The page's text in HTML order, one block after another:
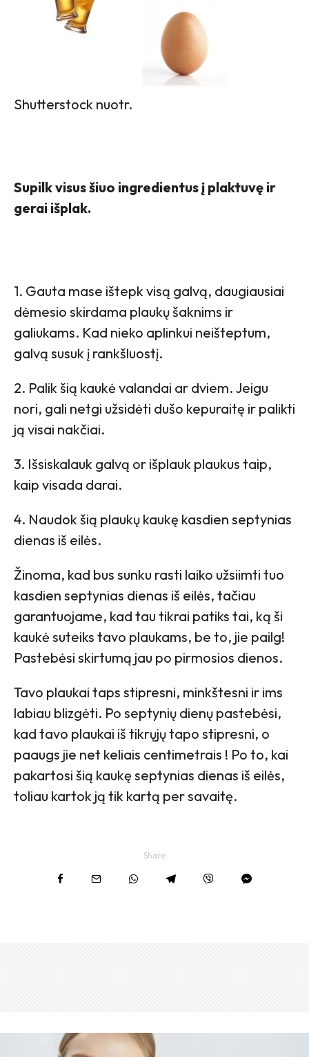
Shutterstock nuotr.
Supilk visus šiuo ingredientus į plaktuvę ir
gerai išplak.
1. Gauta mase ištepk visą galvą, daugiausiai
dėmesio skirdama plaukų šaknims ir
galiukams. Kad nieko aplinkui neišteptum,
galvą susuk į rankšluostį.
2. Palik šią kaukė valandai ar dviem. Jeigu
nori, gali netgi užsidėti dušo kepuraitę ir palikti
ją visai nakčiai.
3. Išsiskalauk galvą or išplauk plaukus taip,
kaip visada darai.
4. Naudok šią plaukų kaukę kasdien septynias
dienas iš eilės.
Žinoma, kad bus sunku rasti laiko užsiimti tuo
kasdien septynias dienas iš eilės, tačiau
garantuojame, kad tau tikrai patiks tai, ką ši
kaukė suteiks tavo plaukams, be to, jie pailg!
Pastebėsi skirtumą jau po pirmosios dienos.
Tavo plaukai taps stipresni, minkštesni ir ims
labiau blizgėti. Po septynių dienų pastebėsi,
kad tavo plaukai iš tikrųjų tapo stipresni, o
paaugs jie net keliais centimetrais ! Po to, kai
pakartosi šią kaukę septynias dienas iš eilės,
toliau kartok ją tik kartą per savaitę.
Share